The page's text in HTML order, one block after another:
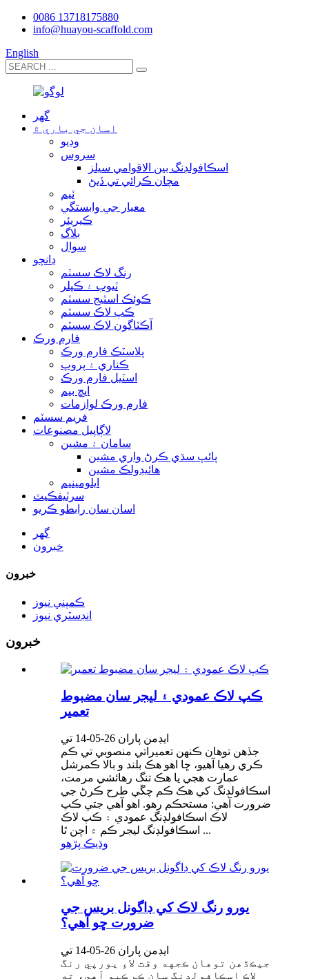
0086 13718175880
info@huayou-scaffold.com
English
گھر
اسان جي باري ۾
وڊيو
سروس
اسڪافولڊنگ بين الاقوامي سيلز
مچان ڪرائي تي ڏيڻ
ٽيم
معيار جي وابستگي
ڪيريئر
بلاگ
سوال
ڍانچو
رنگ لاڪ سسٽم
ٽيوب ۽ ڪپلر
ڪوئڪ اسٽيج سسٽم
ڪپ لاڪ سسٽم
آڪٽاگون لاڪ سسٽم
فارم ورڪ
پلاسٽڪ فارم ورڪ
ڪناري ۽ پروپ
اسٽيل فارم ورڪ
ايڇ بيم
فارم ورڪ لوازمات
فريم سسٽم
لاڳاپيل مصنوعات
سامان ۽ مشين
پائپ سڌي ڪرڻ واري مشين
هائيڊولڪ مشين
ايلومينيم
سرٽيفڪيٽ
اسان سان رابطو ڪريو
گھر
خبرون
خبرون
ڪمپني نيوز
انڊسٽري نيوز
خبرون
ڪپ لاڪ عمودي ۽ ليجر سان مضبوط
تعمير
ايڊمن پاران 26-05-14 تي
جڏهن توهان ڪنهن تعميراتي منصوبي تي ڪم
ڪري رهيا آهيو، ڇا اهو هڪ بلند و بالا ڪمرشل
عمارت هجي يا هڪ تنگ رهائشي مرمت،
اسڪافولڊنگ کي هڪ ڪم چڱي طرح ڪرڻ جي
ضرورت آهي: مستحڪم رهو. اهو آهي جتي ڪپ
لاڪ اسڪافولڊنگ عمودي ۽ ڪپ لاڪ
اسڪافولڊنگ ليجر ڪم ۾ اچن ٿا ...
وڌيڪ پڙهو
يورو رنگ لاڪ کي ڊاگونل بريس جي
ضرورت ڇو آهي؟
ايڊمن پاران 26-05-14 تي
جيڪڏهن توهان ڪجهه وقت لاءِ يورپي رنگ
لاڪ اسڪافولڊنگ سان ڪم ڪيو آهي، ته